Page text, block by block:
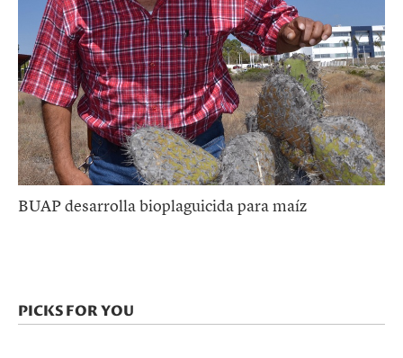
BUAP desarrolla bioplaguicida para maíz
PICKS FOR YOU